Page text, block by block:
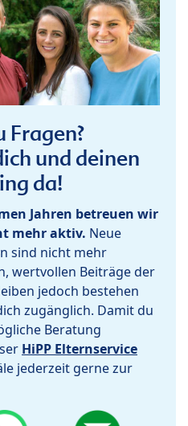
Fragen?
und deinen
da!
Jahren betreuen wir
mehr aktiv. Neue
sind nicht mehr
wertvollen Beiträge der
jedoch bestehen
zugänglich. Damit du
Beratung
HiPP Elternservice
jederzeit gerne zur